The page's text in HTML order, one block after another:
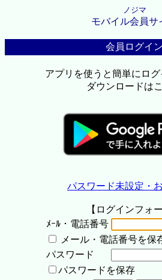
ノジマ
モバイル会員サ
会員ログイン
アプリを使うと簡単にロ
ダウンロードは
パスワード未設定・
【ログインフォー
ﾒｰﾙ・電話番号
メール・電話番号を保
パスワード
パスワードを保存